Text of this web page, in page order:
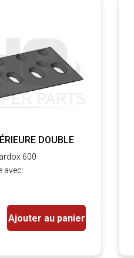
DOUBLE
600
avec:
Ajouter au panier